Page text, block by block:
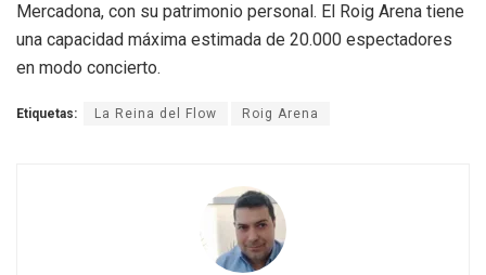
Mercadona, con su patrimonio personal. El Roig Arena tiene
una capacidad máxima estimada de 20.000 espectadores
en modo concierto.
Etiquetas: La Reina del Flow Roig Arena